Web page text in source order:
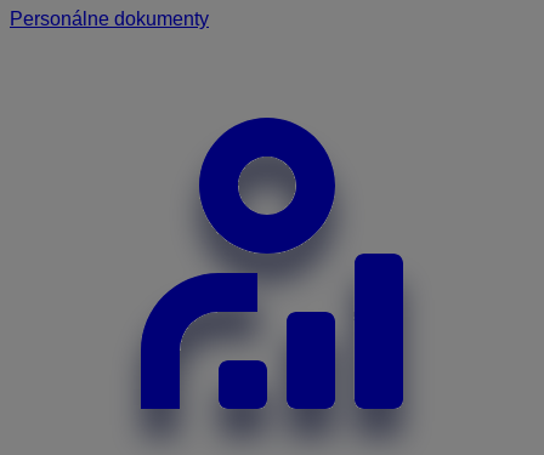
Personálne dokumenty